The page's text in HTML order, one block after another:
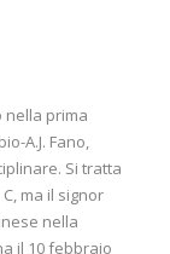
nella prima
A.J. Fano,
Si tratta
ma il signor
nella
il 10 febbraio